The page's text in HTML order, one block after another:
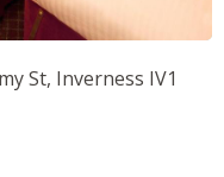
St, Inverness IV1